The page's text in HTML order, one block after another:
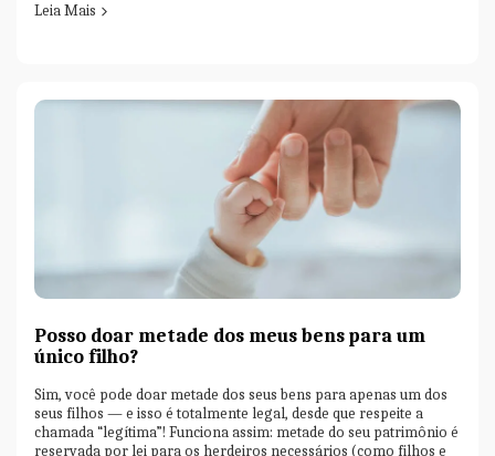
Leia Mais
Posso doar metade dos meus bens para um
único filho?
Sim, você pode doar metade dos seus bens para apenas um dos
seus filhos — e isso é totalmente legal, desde que respeite a
chamada “legítima”! Funciona assim: metade do seu patrimônio é
reservada por lei para os herdeiros necessários (como filhos e